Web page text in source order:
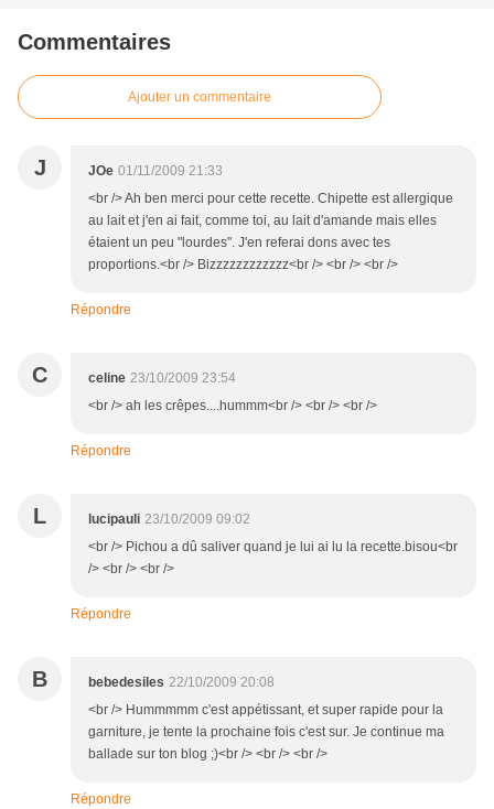
Commentaires
Ajouter un commentaire
J JOe 01/11/2009 21:33
<br /> Ah ben merci pour cette recette. Chipette est allergique
au lait et j'en ai fait, comme toi, au lait d'amande mais elles
étaient un peu "lourdes". J'en referai dons avec tes
proportions.<br /> Bizzzzzzzzzzzz<br /> <br /> <br />
Répondre
C celine 23/10/2009 23:54
<br /> ah les crêpes....hummm<br /> <br /> <br />
Répondre
L lucipauli 23/10/2009 09:02
<br /> Pichou a dû saliver quand je lui ai lu la recette.bisou<br
/> <br /> <br />
Répondre
B bebedesiles 22/10/2009 20:08
<br /> Hummmmm c'est appétissant, et super rapide pour la
garniture, je tente la prochaine fois c'est sur. Je continue ma
ballade sur ton blog ;)<br /> <br /> <br />
Répondre